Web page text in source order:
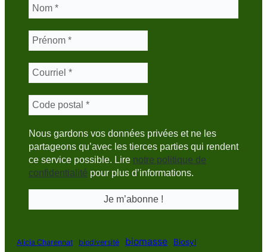
Nous gardons vos données privées et ne les
partageons qu’avec les tierces parties qui rendent
ce service possible. Lire notre politique de
confidentialité pour plus d’informations.
Alicia Charennat biodiversité biomasse Biosyl